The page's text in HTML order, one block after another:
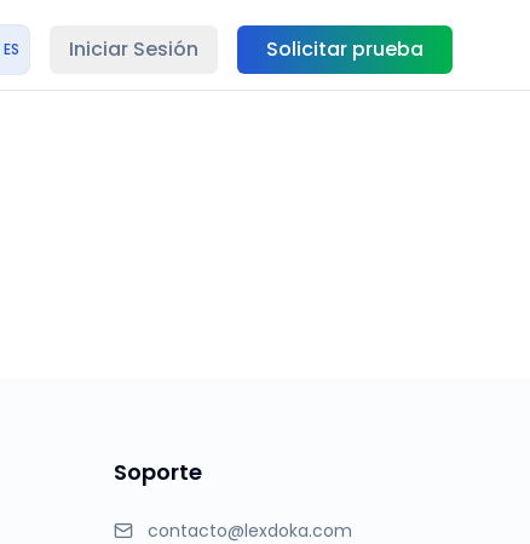
ES Iniciar Sesión Solicitar prueba
Soporte
contacto@lexdoka.com